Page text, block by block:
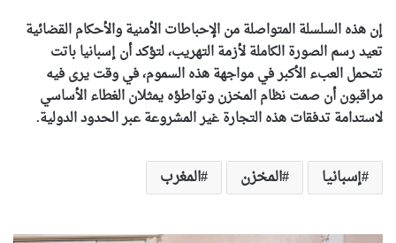
إن هذه السلسلة المتواصلة من الإحباطات الأمنية والأحكام القضائية
تعيد رسم الصورة الكاملة لأزمة التهريب، لتؤكد أن إسبانيا باتت
تتحمل العبء الأكبر في مواجهة هذه السموم، في وقت يرى فيه
مراقبون أن صمت نظام المخزن وتواطؤه يمثلان الغطاء الأساسي
لاستدامة تدفقات هذه التجارة غير المشروعة عبر الحدود الدولية.
إسبانيا المخزن المغرب